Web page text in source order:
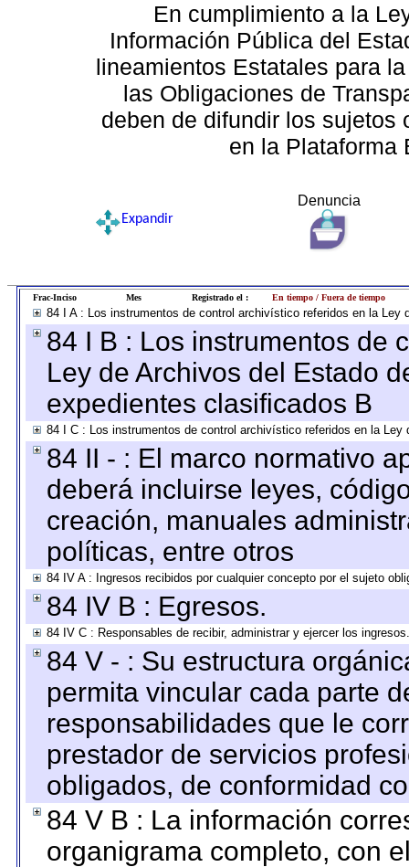
En cumplimiento a la
Información Pública del
lineamientos Estatales para
las Obligaciones de
deben de difundir los sujetos
en la Plataforma
Denuncia
Expandir
Frac-Inciso Mes Registrado el : En tiempo / Fuera de tiempo
84 I A : Los instrumentos de control archivístico referidos en la
84 I B : Los instrumentos de
Ley de Archivos del Estado
expedientes clasificados B
84 I C : Los instrumentos de control archivístico referidos en la
84 II - : El marco normativo
deberá incluirse leyes,
creación, manuales
políticas, entre otros
84 IV A : Ingresos recibidos por cualquier concepto por el sujeto
84 IV B : Egresos.
84 IV C : Responsables de recibir, administrar y ejercer los ingresos.
84 V - : Su estructura
permita vincular cada parte
responsabilidades que le
prestador de servicios
obligados, de conformidad
84 V B : La información
organigrama completo, con